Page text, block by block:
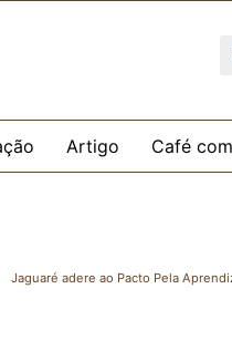
Artigo Café
Jaguaré adere ao Pacto Pela